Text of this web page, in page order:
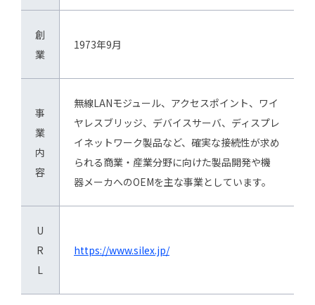
創
業
1973年9月
事
業
内
容
無線LANモジュール、アクセスポイント、ワイ
ヤレスブリッジ、デバイスサーバ、ディスプレ
イネットワーク製品など、確実な接続性が求め
られる商業・産業分野に向けた製品開発や機
器メーカへのOEMを主な事業としています。
U
R
L
https://www.silex.jp/